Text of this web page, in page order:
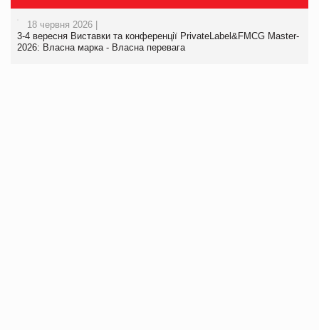
18 червня 2026 |
3-4 вересня Виставки та конференції PrivateLabel&FMCG Master-
2026: Власна марка - Власна перевага